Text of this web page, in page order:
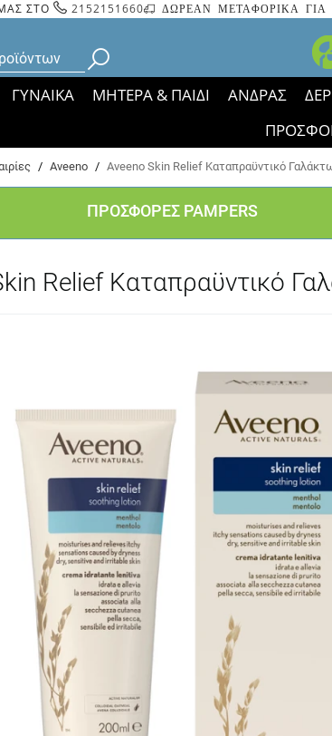
ΣΤΟ 2152151660 ΔΩΡΕΑΝ ΜΕΤΑΦΟΡΙΚΑ
ΓΥΝΑΙΚΑ ΜΗΤΕΡΑ & ΠΑΙΔΙ ΑΝΔΡΑΣ
Bάσει ΦΕΚ 35935/2023 τα
/ Aveeno / Aveeno Skin Relief Καταπραϋντικό
ΠΡΟΣΦΟΡΕΣ PAMPERS
Relief Καταπραϋντικό